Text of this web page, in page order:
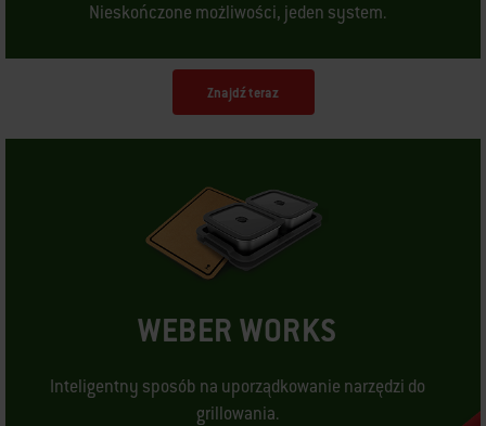
Nieskończone możliwości, jeden system.
Znajdź teraz
WEBER WORKS
Inteligentny sposób na uporządkowanie narzędzi do
grillowania.